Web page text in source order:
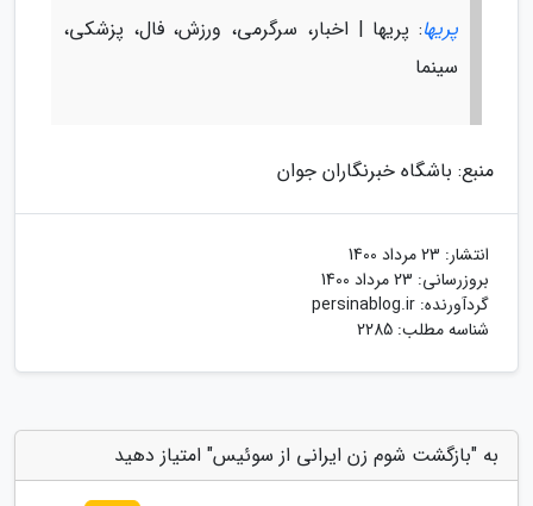
پریها: پریها | اخبار، سرگرمی، ورزش، فال، پزشکی،
سینما
منبع: باشگاه خبرنگاران جوان
انتشار: 23 مرداد 1400
بروزرسانی: 23 مرداد 1400
گردآورنده: persinablog.ir
شناسه مطلب: 2285
به "بازگشت شوم زن ایرانی از سوئیس" امتیاز دهید